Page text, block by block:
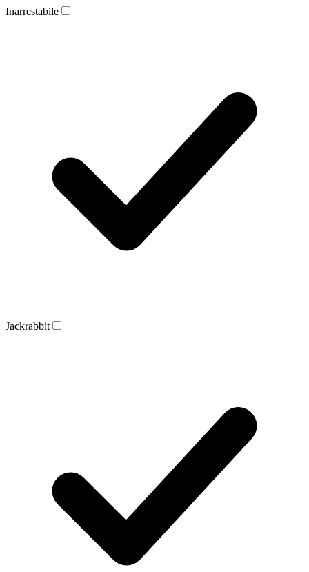
Inarrestabile
Jackrabbit